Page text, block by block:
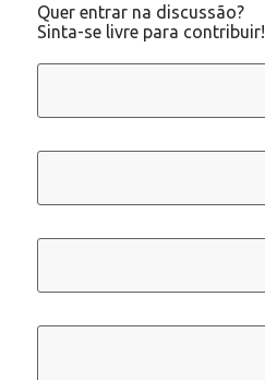
Quer entrar na discussão?
Sinta-se livre para contribuir!